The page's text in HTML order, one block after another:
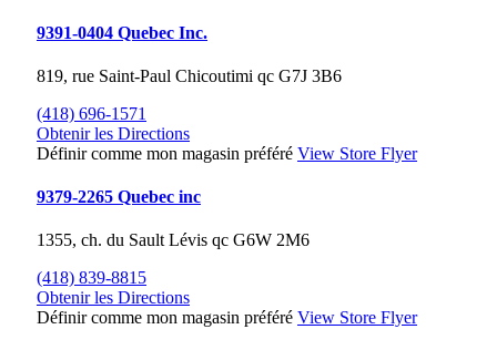
9391-0404 Quebec Inc.
819, rue Saint-Paul Chicoutimi qc G7J 3B6
(418) 696-1571
Obtenir les Directions
Définir comme mon magasin préféré View Store Flyer
9379-2265 Quebec inc
1355, ch. du Sault Lévis qc G6W 2M6
(418) 839-8815
Obtenir les Directions
Définir comme mon magasin préféré View Store Flyer